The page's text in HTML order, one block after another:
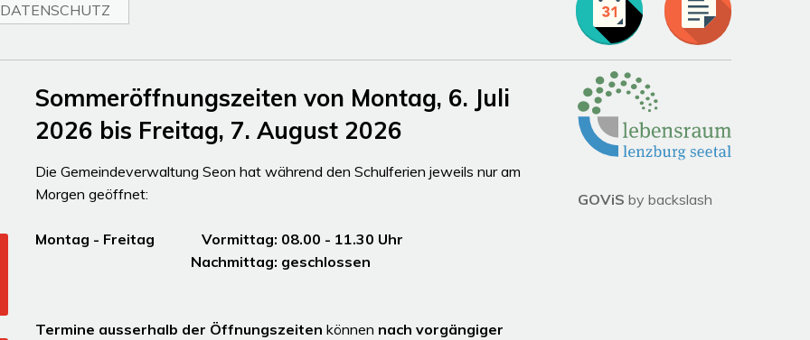
DATENSCHUTZ
Sommeröffnungszeiten von Montag, 6. Juli
2026 bis Freitag, 7. August 2026
Die Gemeindeverwaltung Seon hat während den Schulferien jeweils nur am
Morgen geöffnet:
Montag - Freitag Vormittag: 08.00 - 11.30 Uhr
Nachmittag: geschlossen
Termine ausserhalb der Öffnungszeiten können nach vorgängiger
Partner
GOViS by backslash